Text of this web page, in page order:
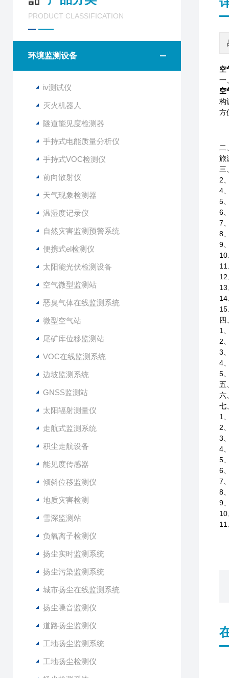
PRODUCT CLASSIFICATION
环境监测设备
iv测试仪
灭火机器人
隧道能见度检测器
手持式电能质量分析仪
手持式VOC检测仪
前向散射仪
天气现象检测器
温湿度记录仪
自然灾害监测预警系统
便携式el检测仪
太阳能光伏检测设备
空气微型监测站
恶臭气体在线监测系统
微型空气站
尾矿库位移监测站
VOC在线监测系统
边坡监测系统
GNSS监测站
太阳辐射测量仪
走航式监测系统
积尘走航设备
能见度传感器
倾斜位移监测仪
地质灾害检测
雪深监测站
负氧离子检测仪
扬尘实时监测系统
扬尘污染监测系统
城市扬尘在线监测系统
扬尘噪音监测仪
道路扬尘监测仪
工地扬尘监测系统
工地扬尘检测仪
空
一
空
构
方
二
旅
三
2
4
5
6
7
8
9
四
1
2
3
4
5
五
六
七
1
2
3
4
5
6
7
8
9